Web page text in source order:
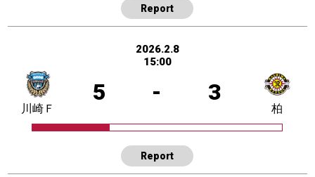
Report
2026.2.8
15:00
5 - 3
川崎Ｆ 柏
Report